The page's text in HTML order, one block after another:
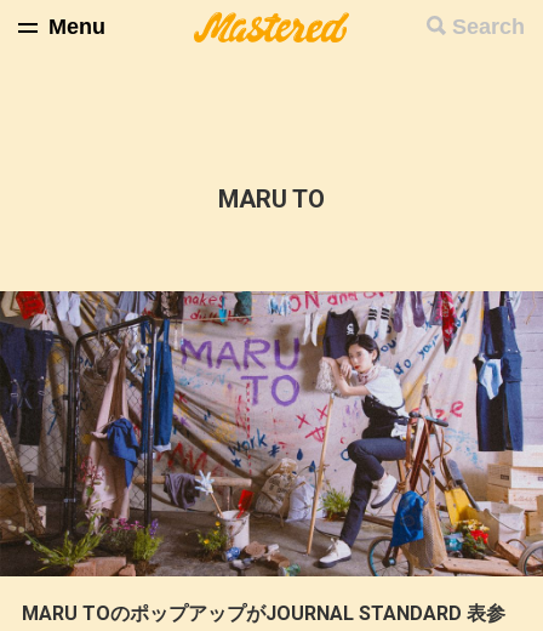
Search
Menu
MARU TO
MARU TOのポップアップがJOURNAL STANDARD 表参